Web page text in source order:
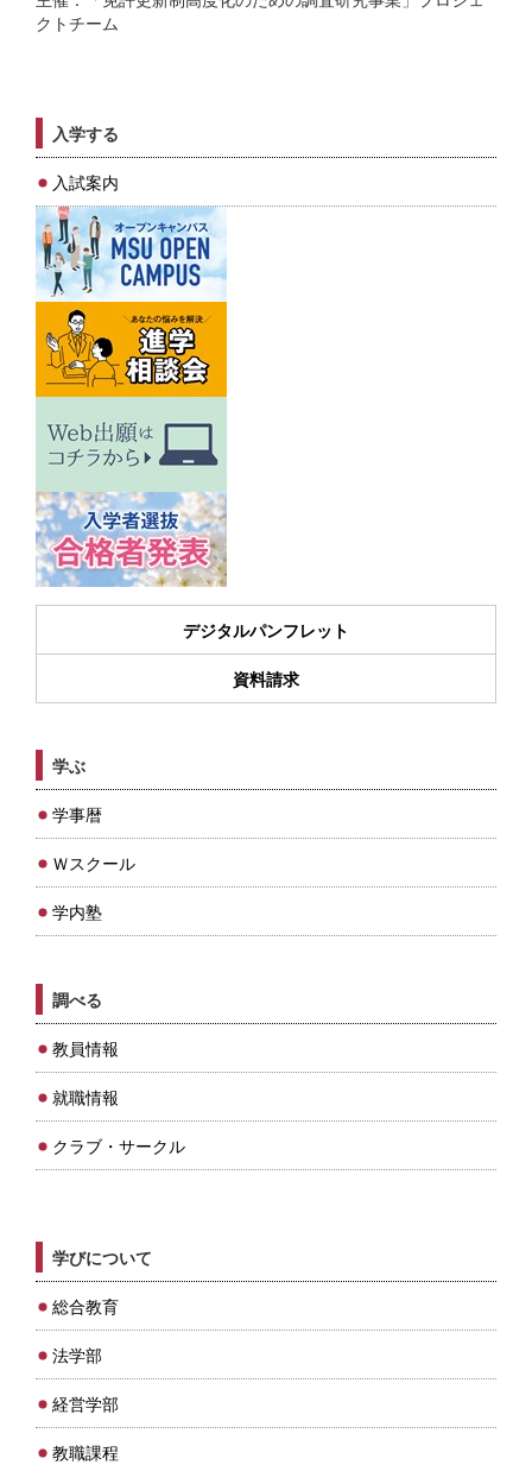
入学する
入試案内
デジタルパンフレット
資料請求
学ぶ
学事暦
Ｗスクール
学内塾
調べる
教員情報
就職情報
クラブ・サークル
クトチーム
学びについて
総合教育
法学部
経営学部
教職課程